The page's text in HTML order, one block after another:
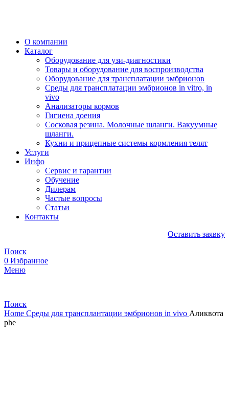
О компании
Каталог
Оборудование для узи-диагностики
Товары и оборудование для воспроизводства
Оборудование для трансплатации эмбрионов
Среды для трансплатации эмбрионов in vitro, in
vivo
Анализаторы кормов
Гигиена доения
Сосковая резина. Молочные шланги. Вакуумные
шланги.
Кухни и прицепные системы кормления телят
Услуги
Инфо
Сервис и гарантии
Обучение
Дилерам
Частые вопросы
Статьи
Контакты
Оставить заявку
Поиск
0 Избранное
Меню
Поиск
Home Среды для трансплантации эмбрионов in vivo Аликвота
phe